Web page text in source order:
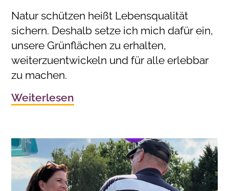
Natur schützen heißt Lebensqualität
sichern. Deshalb setze ich mich dafür ein,
unsere Grünflächen zu erhalten,
weiterzuentwickeln und für alle erlebbar
zu machen.
Weiterlesen